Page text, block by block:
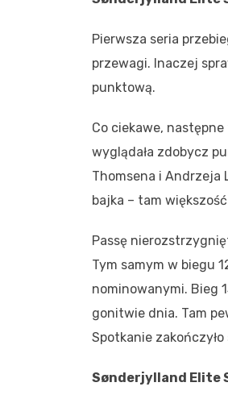
Pierwsza seria
przewagi. Inaczej
punktową.
Co ciekawe,
wyglądała zdobycz
Thomsena i Andrzeja
bajka – tam
Passę
Tym samym w biegu
nominowanymi. Bieg
gonitwie dnia. Tam
Spotkanie
Sønderjylland Elite